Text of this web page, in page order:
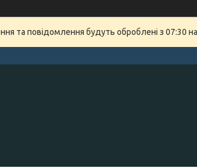
та повідомлення будуть оброблені з 07:30